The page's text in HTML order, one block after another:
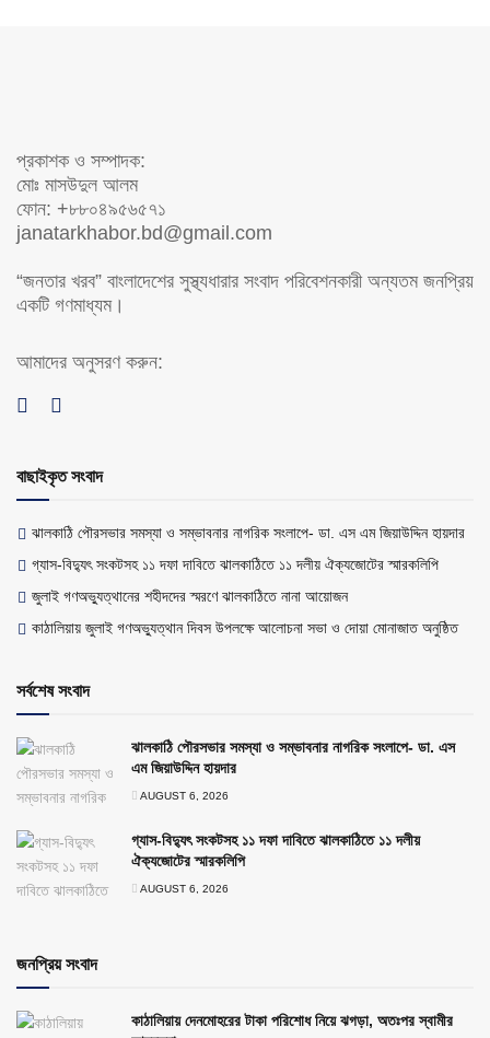
প্রকাশক ও সম্পাদক:
মোঃ মাসউদুল আলম
ফোন: +৮৮০৪৯৫৬৫৭১
janatarkhabor.bd@gmail.com
“জনতার খরব” বাংলাদেশের সুস্থ্যধারার সংবাদ পরিবেশনকারী অন্যতম জনপ্রিয়
একটি গণমাধ্যম।
আমাদের অনুসরণ করুন:
বাছাইকৃত সংবাদ
ঝালকাঠি পৌরসভার সমস্যা ও সম্ভাবনার নাগরিক সংলাপে- ডা. এস এম জিয়াউদ্দিন হায়দার
গ্যাস-বিদ্যুৎ সংকটসহ ১১ দফা দাবিতে ঝালকাঠিতে ১১ দলীয় ঐক্যজোটের স্মারকলিপি
জুলাই গণঅভ্যুত্থানের শহীদদের স্মরণে ঝালকাঠিতে নানা আয়োজন
কাঠালিয়ায় জুলাই গণঅভ্যুত্থান দিবস উপলক্ষে আলোচনা সভা ও দোয়া মোনাজাত অনুষ্ঠিত
সর্বশেষ সংবাদ
ঝালকাঠি পৌরসভার সমস্যা ও সম্ভাবনার নাগরিক সংলাপে- ডা. এস
এম জিয়াউদ্দিন হায়দার
AUGUST 6, 2026
গ্যাস-বিদ্যুৎ সংকটসহ ১১ দফা দাবিতে ঝালকাঠিতে ১১ দলীয়
ঐক্যজোটের স্মারকলিপি
AUGUST 6, 2026
জনপ্রিয় সংবাদ
কাঠালিয়ায় দেনমোহরের টাকা পরিশোধ নিয়ে ঝগড়া, অতঃপর স্বামীর